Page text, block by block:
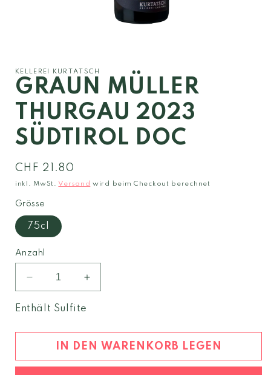
Modal
öffnen
KELLEREI KURTATSCH
GRAUN MÜLLER
THURGAU 2023
SÜDTIROL DOC
Normaler
Preis
CHF 21.80
inkl. MwSt.Versand wird beim Checkout berechnet
Grösse
75cl
Anzahl
Verringere
die
Menge
Graun
Thurgau
Erhöhe
die
Graun
Müller
Thurgau
Enthält Sulfite
IN DEN WARENKORB LEGEN